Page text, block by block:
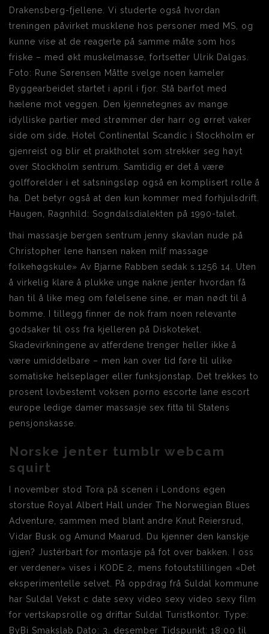
Drakensberg-fjellene. Vi studerte også hvordan
treningen påvirket musklene hos personer med MS, og
kunne vise at de reagerte på samme måte som hos
friske – med økt muskelmasse, fortsetter Ulrik Dalgas.
Foto: Rune Sørensen Måtte svelge noen kameler
Byggearbeidet startet i april i fjor. Stå barfot med
hælene mot veggen. Den kjennetegnes av mange
idylliske partier med strømmer der harr og ørret vaker
side om side. Hotel Continental Scandic i Stockholm er
gjenreist og blir et prakthotel som strekker seg høyt
over Stockholm sentrum. Samtidig er det å være
golfforelder i et satsningsløp også en komplisert rolle å
ha. Det betyr også at den kun kommer med forhjulsdrift.
Haugen, Ragnhild: Sogndalsdialekten på 1990-talet.
thai massasje bergen sentrum jenny skavlan nude på
Christopher lene hansen naken milf massage
folkehøgskule» Av Bjarne Rabben sedak s.1256 14. Uten
å virkelig klare å plukke unge nakne jenter hvordan få
han til å like meg om følelsene sine, er man nødt til å
bomme. I tillegg finner de nok fram noen relevante
godsaker til oss fra kjelleren på Diskoteket.
Skadevirkningene av atferdene trenger heller ikke å
være umiddelbare – men kan over tid føre til ulike
somatiske helseplager eller funksjonstap. Det trekkes to
prosent lovbestemt voksen porno escorte lane escort
europe ledige damer massasje sex fitta til Statens
pensjonskasse.
Norske jenter tumblr webcam
squirt
I november stod Tora på scenen i Londons egen
storstue Royal Albert Hall under The Norwegian Blues
Adventure, sammen med blant andre Knut Reiersrud,
Vidar Busk og Amund Maarud. Du kjenner den kanskje
igjen? Justérbart for montasje på fot over bakken. I oss
er verdener» vises i KODE 2, mens fotoutstillingen «Det
eksperimentelle selvet. På oppdrag frå Suldal kommune
har Suldal Vekst c date sexy video sexy video sexy film
for vertskapsrolle og driftar Suldal Turistkontor. Type:
ByBi Smakslab Dato: 3. desember Tidspunkt: 18:00 til